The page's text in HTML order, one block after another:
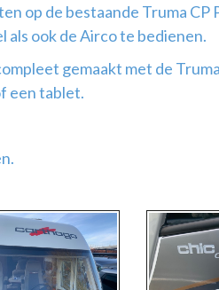
op de bestaande Truma
als ook de Airco te bedienen.
gemaakt met de
een tablet.